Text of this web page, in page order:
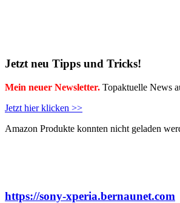
Jetzt neu Tipps und Tricks!
Mein neuer Newsletter. Topaktuelle News
Jetzt hier klicken >>
Amazon Produkte konnten nicht geladen
https://sony-xperia.bernaunet.com